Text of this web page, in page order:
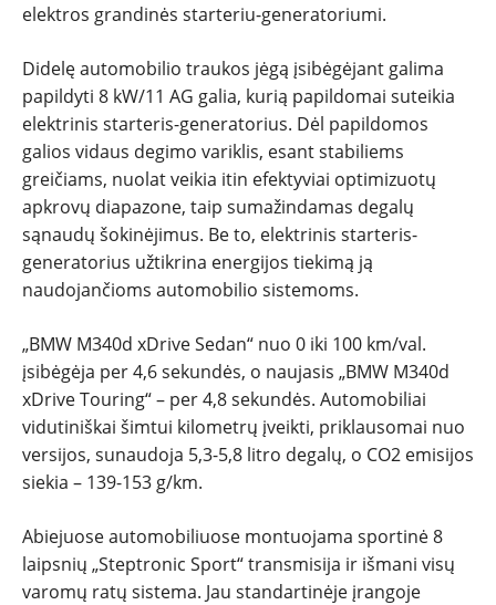
elektros grandinės starteriu-generatoriumi.
Didelę automobilio traukos jėgą įsibėgėjant galima
papildyti 8 kW/11 AG galia, kurią papildomai suteikia
elektrinis starteris-generatorius. Dėl papildomos
galios vidaus degimo variklis, esant stabiliems
greičiams, nuolat veikia itin efektyviai optimizuotų
apkrovų diapazone, taip sumažindamas degalų
sąnaudų šokinėjimus. Be to, elektrinis starteris-
generatorius užtikrina energijos tiekimą ją
naudojančioms automobilio sistemoms.
„BMW M340d xDrive Sedan“ nuo 0 iki 100 km/val.
įsibėgėja per 4,6 sekundės, o naujasis „BMW M340d
xDrive Touring“ – per 4,8 sekundės. Automobiliai
vidutiniškai šimtui kilometrų įveikti, priklausomai nuo
versijos, sunaudoja 5,3-5,8 litro degalų, o CO2 emisijos
siekia – 139-153 g/km.
Abiejuose automobiliuose montuojama sportinė 8
laipsnių „Steptronic Sport“ transmisija ir išmani visų
varomų ratų sistema. Jau standartinėje įrangoje